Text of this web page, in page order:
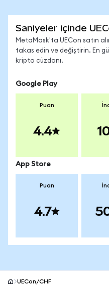
Saniyeler içinde
MetaMask'ta UECon satın
takas edin ve değiştirin. En
kripto cüzdanı.
Google Play
Puan
4.4
App Store
Puan
4.7
UECon/CHF